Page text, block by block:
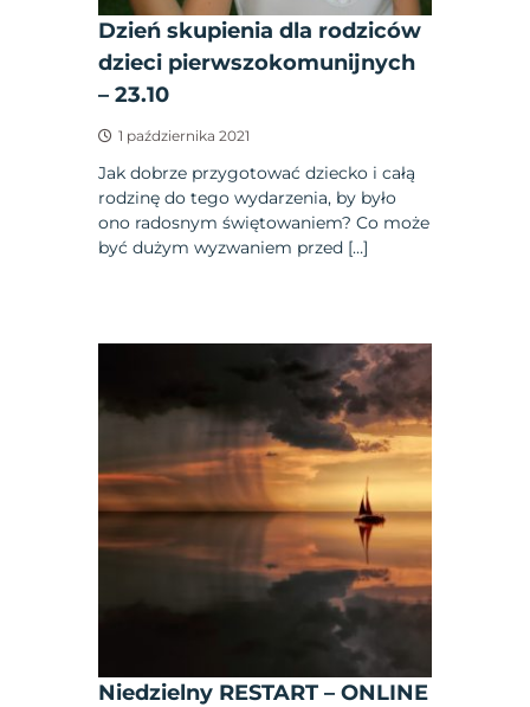
Dzień skupienia dla rodziców
dzieci pierwszokomunijnych
– 23.10
1 października 2021
Jak dobrze przygotować dziecko i całą
rodzinę do tego wydarzenia, by było
ono radosnym świętowaniem? Co może
być dużym wyzwaniem przed […]
Niedzielny RESTART – ONLINE